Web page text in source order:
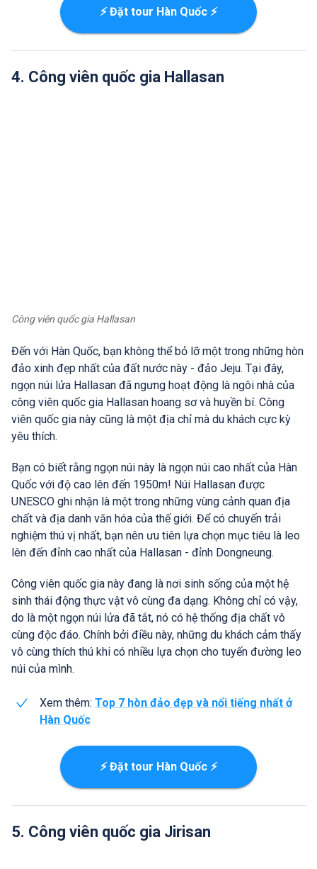
⚡ Đặt tour Hàn Quốc ⚡
4. Công viên quốc gia Hallasan
Công viên quốc gia Hallasan
Đến với Hàn Quốc, bạn không thể bỏ lỡ một trong những hòn
đảo xinh đẹp nhất của đất nước này - đảo Jeju. Tại đây,
ngọn núi lửa Hallasan đã ngưng hoạt động là ngôi nhà của
công viên quốc gia Hallasan hoang sơ và huyền bí. Công
viên quốc gia này cũng là một địa chỉ mà du khách cực kỳ
yêu thích.
Bạn có biết rằng ngọn núi này là ngọn núi cao nhất của Hàn
Quốc với độ cao lên đến 1950m! Núi Hallasan được
UNESCO ghi nhận là một trong những vùng cảnh quan địa
chất và địa danh văn hóa của thế giới. Để có chuyến trải
nghiệm thú vị nhất, bạn nên ưu tiên lựa chọn mục tiêu là leo
lên đến đỉnh cao nhất của Hallasan - đỉnh Dongneung.
Công viên quốc gia này đang là nơi sinh sống của một hệ
sinh thái động thực vật vô cùng đa dạng. Không chỉ có vậy,
do là một ngọn núi lửa đã tắt, nó có hệ thống địa chất vô
cùng độc đáo. Chính bởi điều này, những du khách cảm thấy
vô cùng thích thú khi có nhiều lựa chọn cho tuyến đường leo
núi của mình.
Xem thêm: Top 7 hòn đảo đẹp và nổi tiếng nhất ở
Hàn Quốc
⚡ Đặt tour Hàn Quốc ⚡
5. Công viên quốc gia Jirisan